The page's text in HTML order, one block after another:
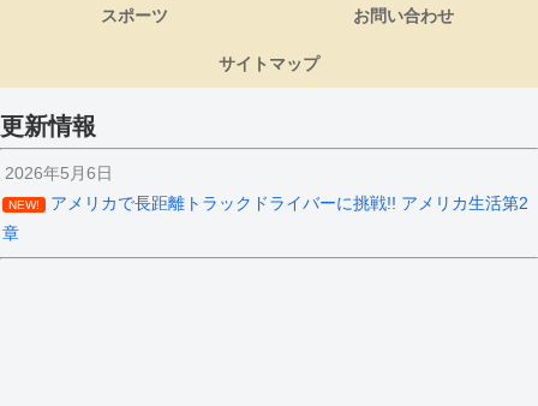
スポーツ お問い合わせ
サイトマップ
更新情報
2026年5月6日
NEW!
アメリカで長距離トラックドライバーに挑戦!! アメリカ生活第2
章